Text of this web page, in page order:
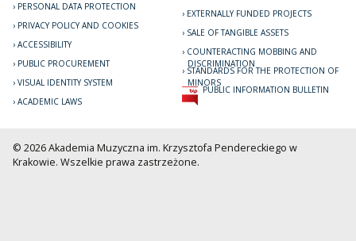
PERSONAL DATA PROTECTION
PRIVACY POLICY AND COOKIES
ACCESSIBILITY
PUBLIC PROCUREMENT
VISUAL IDENTITY SYSTEM
ACADEMIC LAWS
EXTERNALLY FUNDED PROJECTS
SALE OF TANGIBLE ASSETS
COUNTERACTING MOBBING AND
DISCRIMINATION
STANDARDS FOR THE PROTECTION OF
MINORS
PUBLIC INFORMATION BULLETIN
© 2026 Akademia Muzyczna im. Krzysztofa Pendereckiego w
Krakowie. Wszelkie prawa zastrzeżone.